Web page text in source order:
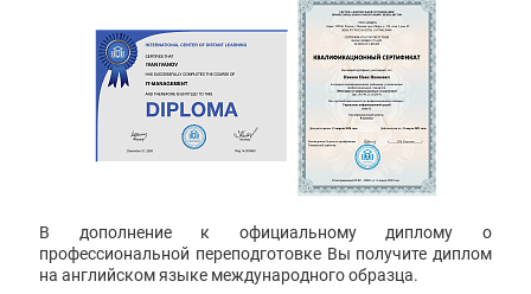
В дополнение к официальному диплому о
профессиональной переподготовке Вы получите диплом
на английском языке международного образца.